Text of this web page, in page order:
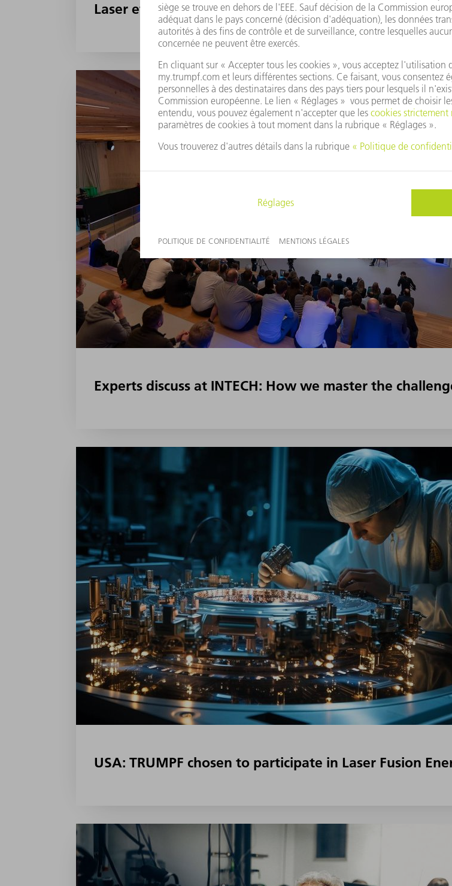
Laser et espace : 5 applications TRUMPF pour
Experts discuss at INTECH: How we master the
USA: TRUMPF chosen to participate in Laser Fusion